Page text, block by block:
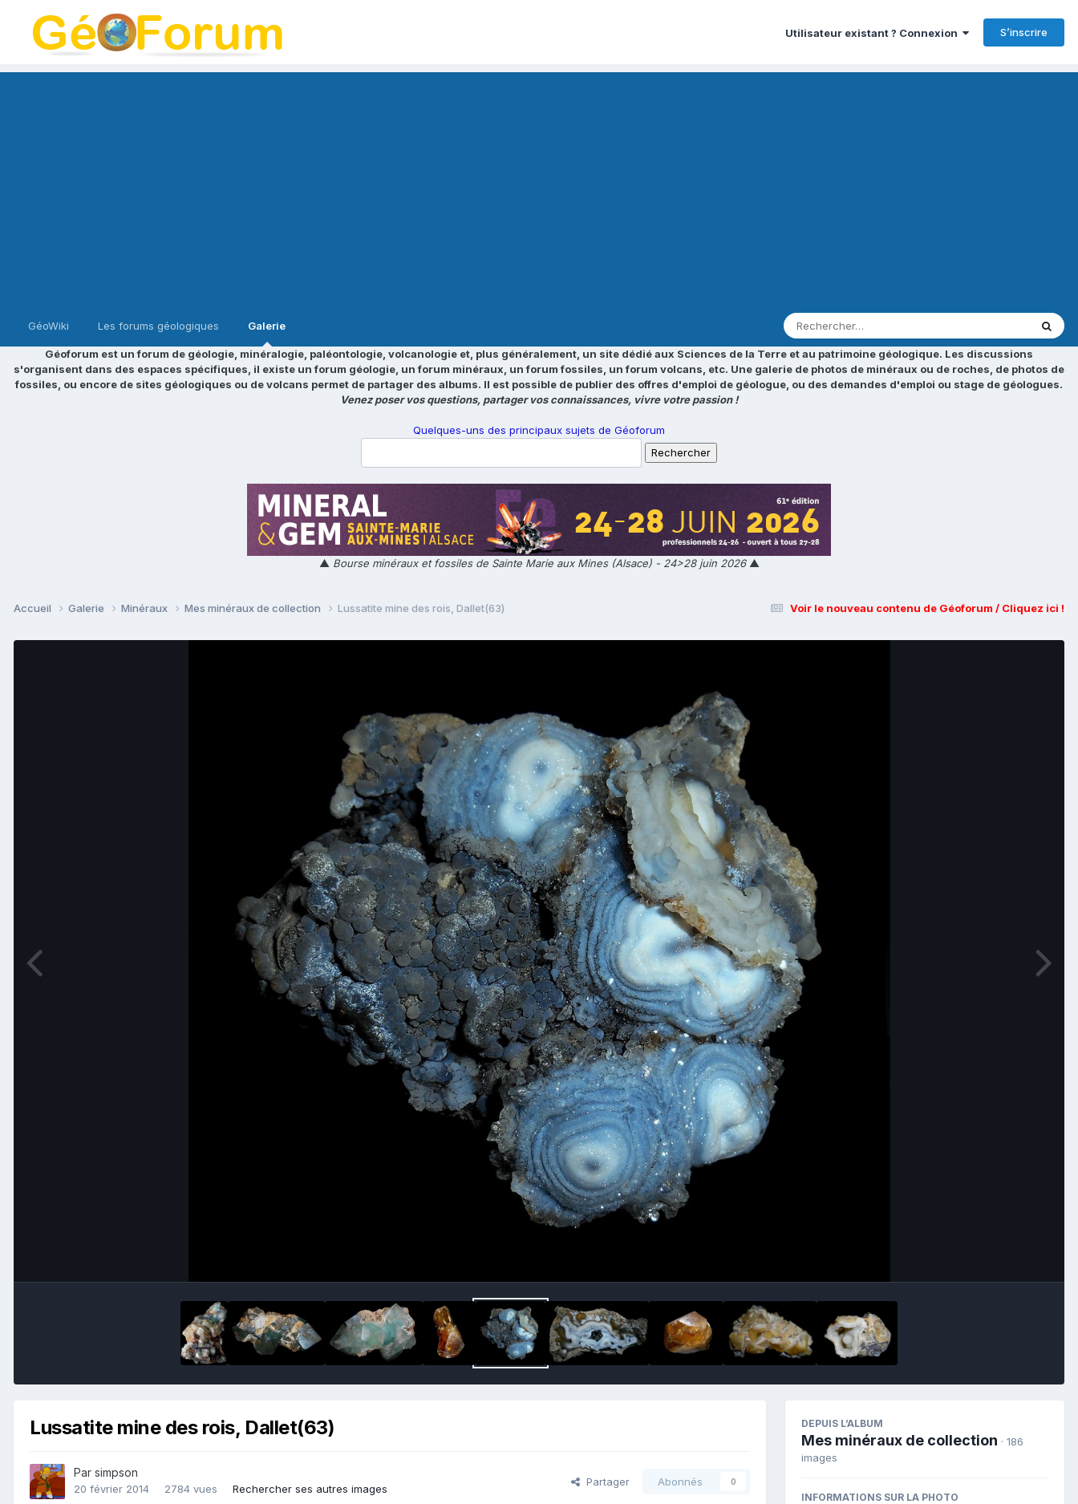
Utilisateur existant ? Connexion S’inscrire
GéoWiki Les forums géologiques Galerie
Géoforum est un forum de géologie, minéralogie, paléontologie, volcanologie et, plus généralement, un site dédié aux Sciences de la Terre et au patrimoine géologique. Les discussions
s'organisent dans des espaces spécifiques, il existe un forum géologie, un forum minéraux, un forum fossiles, un forum volcans, etc. Une galerie de photos de minéraux ou de roches, de photos de
fossiles, ou encore de sites géologiques ou de volcans permet de partager des albums. Il est possible de publier des offres d'emploi de géologue, ou des demandes d'emploi ou stage de géologues.
Venez poser vos questions, partager vos connaissances, vivre votre passion !
Quelques-uns des principaux sujets de Géoforum
▲ Bourse minéraux et fossiles de Sainte Marie aux Mines (Alsace) - 24>28 juin 2026▲
Voir le nouveau contenu de Géoforum / Cliquez ici !
Accueil Galerie Minéraux Mes minéraux de collection Lussatite mine des rois, Dallet(63)
Lussatite mine des rois, Dallet(63)
Par simpson
20 février 2014 2784 vues Rechercher ses autres images
Partager Abonnés 0
DEPUIS L’ALBUM
Mes minéraux de collection · 186
images
INFORMATIONS SUR LA PHOTO